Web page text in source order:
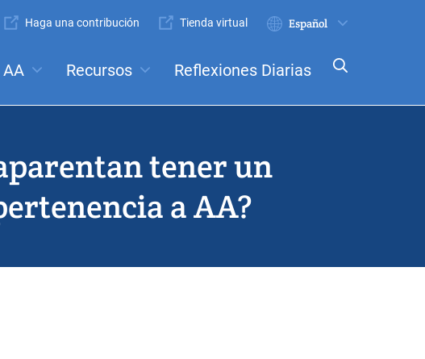
Enviar
Haga una contribución Tienda virtual
Select
Recursos Reflexiones Diarias
tener un
a AA?